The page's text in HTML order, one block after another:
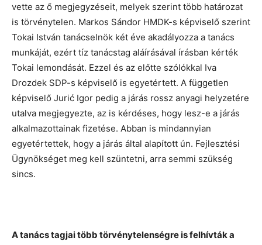
vette az ő megjegyzéseit, melyek szerint több határozat
is törvénytelen. Markos Sándor HMDK-s képviselő szerint
Tokai István tanácselnök két éve akadályozza a tanács
munkáját, ezért tíz tanácstag aláírásával írásban kérték
Tokai lemondását. Ezzel és az előtte szólókkal Iva
Drozdek SDP-s képviselő is egyetértett. A független
képviselő Jurić Igor pedig a járás rossz anyagi helyzetére
utalva megjegyezte, az is kérdéses, hogy lesz-e a járás
alkalmazottainak fizetése. Abban is mindannyian
egyetértettek, hogy a járás által alapított ún. Fejlesztési
Ügynökséget meg kell szüntetni, arra semmi szükség
sincs.
A tanács tagjai több törvénytelenségre is felhívták a